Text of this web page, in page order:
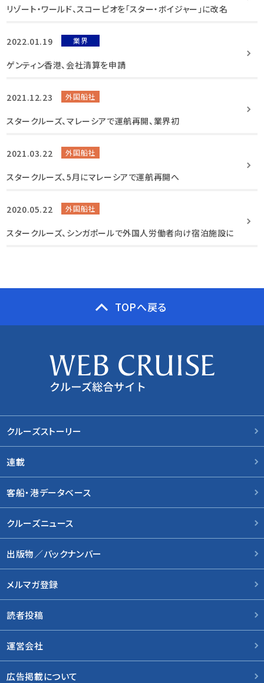
リゾート・ワールド、スコーピオを「スター・ボイジャー」に改名
2022.01.19 業界
ゲンティン香港、会社清算を申請
2021.12.23 外国船社
スタークルーズ、マレーシアで運航再開、業界初
2021.03.22 外国船社
スタークルーズ、5月にマレーシアで運航再開へ
2020.05.22 外国船社
スタークルーズ、シンガポールで外国人労働者向け宿泊施設に
TOPへ戻る
クルーズストーリー
連載
客船・港データベース
クルーズニュース
出版物／バックナンバー
メルマガ登録
読者投稿
運営会社
広告掲載について